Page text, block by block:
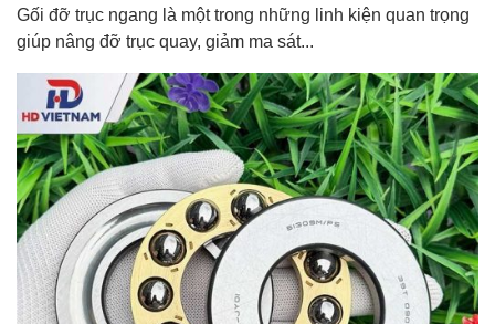
Gối đỡ trục ngang là một trong những linh kiện quan trọng
giúp nâng đỡ trục quay, giảm ma sát...